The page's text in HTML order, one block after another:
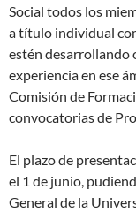
Social todos los
a título individual
estén desarrollando
experiencia en ese
Comisión de
convocatorias de
El plazo de
el 1 de junio,
General de la